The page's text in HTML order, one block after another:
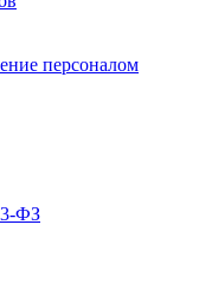
персоналом